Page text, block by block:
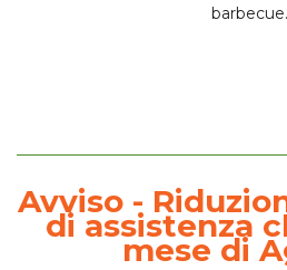
barbecue.
Avviso -
di assistenza
mese di